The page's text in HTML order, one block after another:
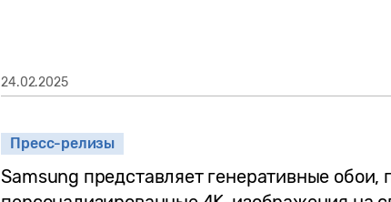
24.02.2025
Пресс-релизы
Samsung представляет генеративные обои,